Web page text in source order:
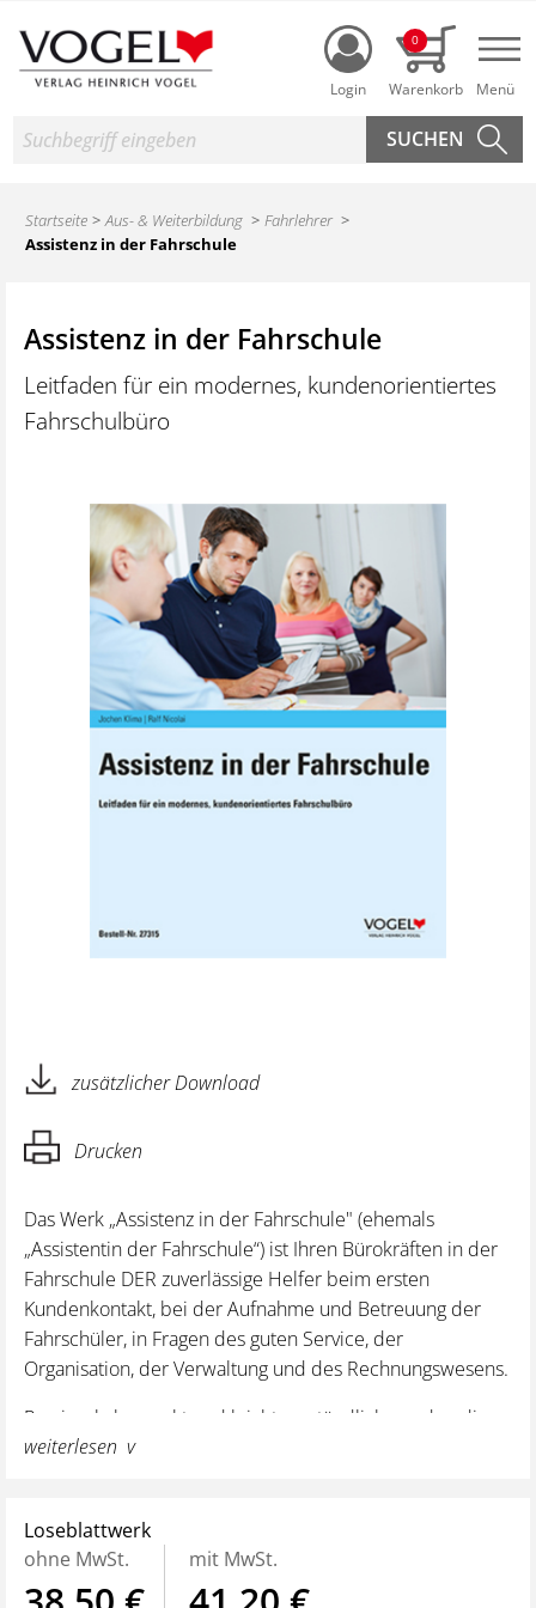
Login
0
Suche
Startseite Aus- & Weiterbildung
Fahrlehrer
Assistenz in der Fahrschule
Assistenz in der Fahrschule
Leitfaden für ein modernes, kundenorientiertes
Fahrschulbüro
zusätzlicher Download
Drucken
Das Werk „Assistenz in der Fahrschule" (ehemals
„Assistentin der Fahrschule“) ist Ihren Bürokräften in der
Fahrschule DER zuverlässige Helfer beim ersten
Kundenkontakt, bei der Aufnahme und Betreuung der
Fahrschüler, in Fragen des guten Service, der
Organisation, der Verwaltung und des Rechnungswesens.
Praxisnah, kompakt und leicht verständlich werden die
für Fahrschulbüros relevanten Rechtsanforderungen
Mustervorlagen unterstützen bei der reibungslosen
Abwicklung und Einhaltung der Vorgaben.
weiterlesen
Loseblattwerk
ohne MwSt.
mit MwSt.